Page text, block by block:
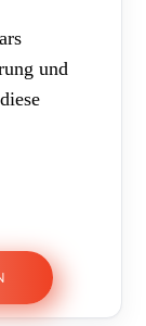
und